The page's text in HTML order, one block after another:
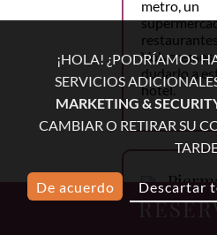
metro, un
Volveremos
dudarlo a
hotel.
4
¡HOLA! ¿PODRÍAMOS
SERVICIOS
MARKETING &
CAMBIAR O RETIRAR SU
De acuerdo Descartar